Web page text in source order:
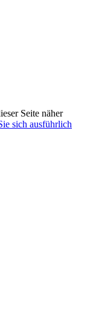
Seite näher
sich ausführlich